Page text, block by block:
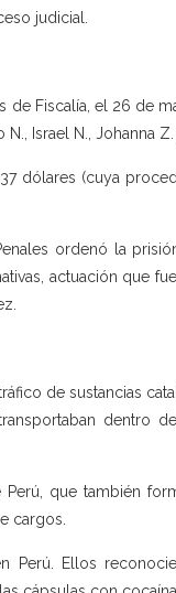
judicial.
de Fiscalía, el 26 de
Israel N., Johanna Z.
dólares (cuya
ordenó la
actuación que
de sustancias
dentro
Perú, que también
cargos.
Perú. Ellos